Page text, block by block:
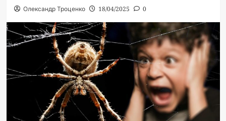
Олександр Троценко 18/04/2025 0